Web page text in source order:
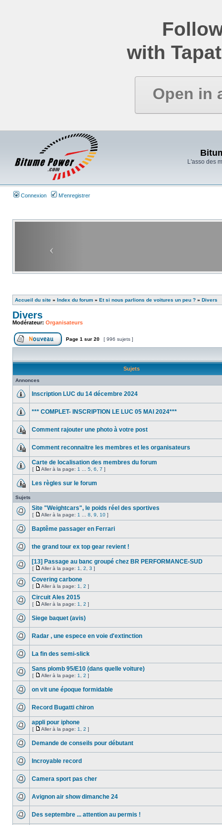
with
Open in
L'asso des
Connexion M’enregistrer
Accueil du site » Index du forum » Et si nous parlions de voitures un peu ? » Divers
Divers
Modérateur: Organisateurs
Page 1 sur 20 [ 996 sujets ]
Sujets
Annonces
Inscription LUC du 14 décembre 2024
*** COMPLET- INSCRIPTION LE LUC 05 MAI 2024***
Comment rajouter une photo à votre post
Comment reconnaitre les membres et les organisateurs
Carte de localisation des membres du forum
[ Aller à la page: 1 5 6 7 ]
Les règles sur le forum
Sujets
Site "Weightcars", le poids réel des sportives
[ Aller à la page: 1 8 9 10 ]
Baptême passager en Ferrari
the grand tour ex top gear revient !
[13] Passage au banc groupé chez BR PERFORMANCE-SUD
[ Aller à la page: 1 2 3 ]
Covering carbone
[ Aller à la page: 1 2 ]
Circuit Ales 2015
[ Aller à la page: 1 2 ]
Siege baquet (avis)
Radar , une espece en voie d'extinction
La fin des semi-slick
Sans plomb 95/E10 (dans quelle voiture)
[ Aller à la page: 1 2 ]
on vit une époque formidable
Record Bugatti chiron
appli pour iphone
[ Aller à la page: 1 2 ]
Demande de conseils pour débutant
Incroyable record
Camera sport pas cher
Avignon air show dimanche 24
Des septembre ... attention au permis !